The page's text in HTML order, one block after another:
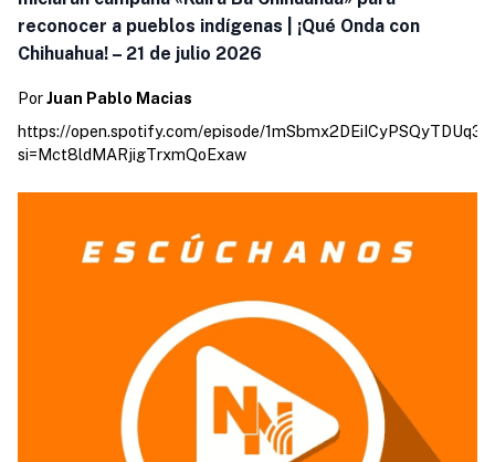
reconocer a pueblos indígenas | ¡Qué Onda con
Chihuahua! – 21 de julio 2026
Por Juan Pablo Macias
https://open.spotify.com/episode/1mSbmx2DEiICyPSQyTDUq3?
si=Mct8ldMARjigTrxmQoExaw